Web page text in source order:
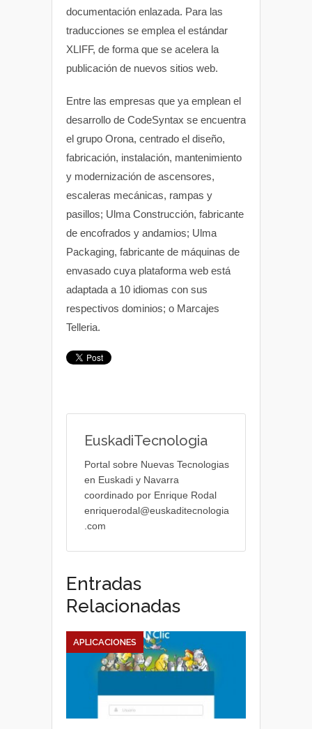
documentación enlazada. Para las
traducciones se emplea el estándar
XLIFF, de forma que se acelera la
publicación de nuevos sitios web.
Entre las empresas que ya emplean el
desarrollo de CodeSyntax se encuentra
el grupo Orona, centrado el diseño,
fabricación, instalación, mantenimiento
y modernización de ascensores,
escaleras mecánicas, rampas y
pasillos; Ulma Construcción, fabricante
de encofrados y andamios; Ulma
Packaging, fabricante de máquinas de
envasado cuya plataforma web está
adaptada a 10 idiomas con sus
respectivos dominios; o Marcajes
Telleria.
EuskadiTecnologia
Portal sobre Nuevas Tecnologias
en Euskadi y Navarra
coordinado por Enrique Rodal
enriquerodal@euskaditecnologia
.com
Entradas
Relacionadas
APLICACIONES